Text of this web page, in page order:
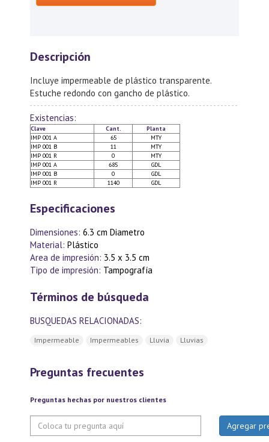
Descripción
Incluye impermeable de plástico transparente.
Estuche redondo con gancho de plástico.
Existencias:
Clave Cant.
Planta
IMP 001 A
65
MTY
IMP 001 B
11
MTY
IMP 001 R
0
MTY
IMP 001 A
685
GDL
IMP 001 B
0
GDL
IMP 001 R
1140 GDL
Especificaciones
Dimensiones: 6.3 cm Diametro
Material: Plástico
Area de impresión: 3.5 x 3.5 cm
Tipo de impresión: Tampografía
Términos de búsqueda
BUSQUEDAS RELACIONADAS:
Impermeable Impermeables Lluvia Lluvias
Preguntas frecuentes
Preguntas hechas por nuestros clientes